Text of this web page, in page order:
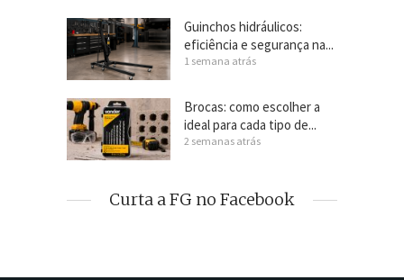
Guinchos hidráulicos:
eficiência e segurança na...
1 semana atrás
Brocas: como escolher a
ideal para cada tipo de...
2 semanas atrás
Curta a FG no Facebook